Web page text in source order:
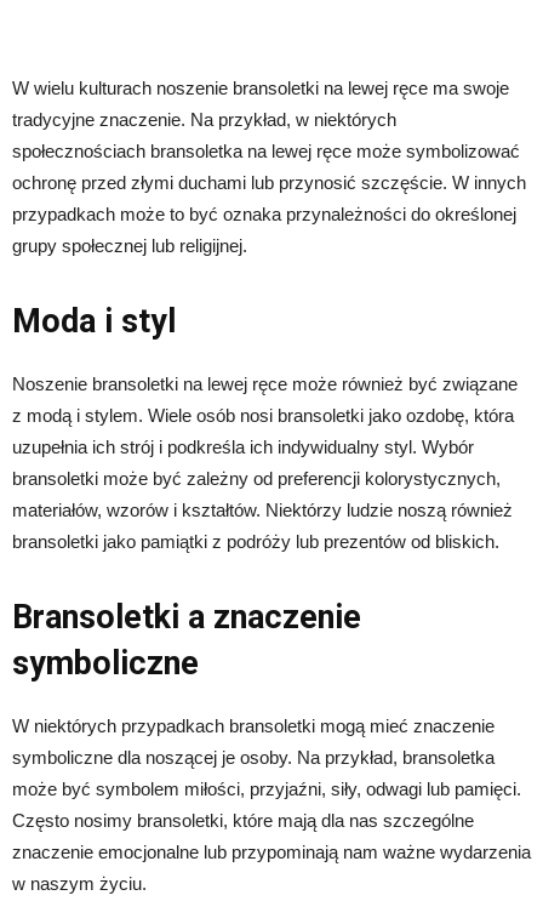
W wielu kulturach noszenie bransoletki na lewej ręce ma swoje
tradycyjne znaczenie. Na przykład, w niektórych
społecznościach bransoletka na lewej ręce może symbolizować
ochronę przed złymi duchami lub przynosić szczęście. W innych
przypadkach może to być oznaka przynależności do określonej
grupy społecznej lub religijnej.
Moda i styl
Noszenie bransoletki na lewej ręce może również być związane
z modą i stylem. Wiele osób nosi bransoletki jako ozdobę, która
uzupełnia ich strój i podkreśla ich indywidualny styl. Wybór
bransoletki może być zależny od preferencji kolorystycznych,
materiałów, wzorów i kształtów. Niektórzy ludzie noszą również
bransoletki jako pamiątki z podróży lub prezentów od bliskich.
Bransoletki a znaczenie
symboliczne
W niektórych przypadkach bransoletki mogą mieć znaczenie
symboliczne dla noszącej je osoby. Na przykład, bransoletka
może być symbolem miłości, przyjaźni, siły, odwagi lub pamięci.
Często nosimy bransoletki, które mają dla nas szczególne
znaczenie emocjonalne lub przypominają nam ważne wydarzenia
w naszym życiu.